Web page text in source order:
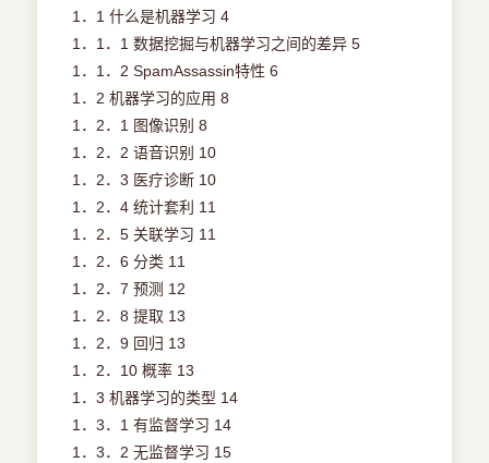
1．1 什么是机器学习 4
1．1．1 数据挖掘与机器学习之间的差异 5
1．1．2 SpamAssassin特性 6
1．2 机器学习的应用 8
1．2．1 图像识别 8
1．2．2 语音识别 10
1．2．3 医疗诊断 10
1．2．4 统计套利 11
1．2．5 关联学习 11
1．2．6 分类 11
1．2．7 预测 12
1．2．8 提取 13
1．2．9 回归 13
1．2．10 概率 13
1．3 机器学习的类型 14
1．3．1 有监督学习 14
1．3．2 无监督学习 15